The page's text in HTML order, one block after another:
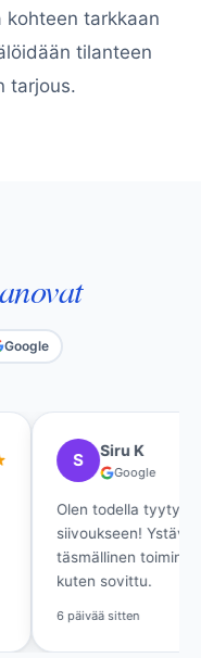
kohteen tarkkaan
tilanteen
tarjous.
Google
R Ritva
Google
Ikkunat ovat
Loistava
laadukkaalla
Viikko sitten